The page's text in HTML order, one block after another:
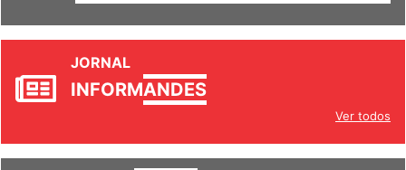
JORNAL
INFORMANDES
Ver todos